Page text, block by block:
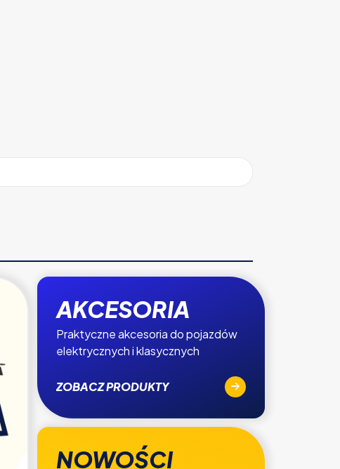
AKCESORIA
Praktyczne akcesoria do pojazdów
elektrycznych i klasycznych
ZOBACZ PRODUKTY
NOWOŚCI